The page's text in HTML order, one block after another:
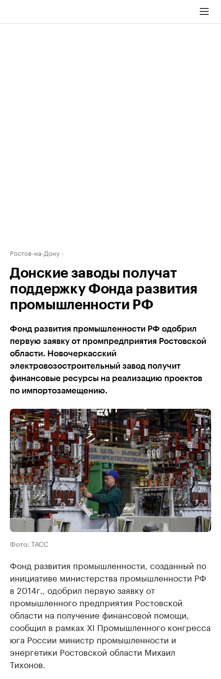
Ростов-на-Дону
Донские заводы получат
поддержку Фонда развития
промышленности РФ
Фонд развития промышленности РФ одобрил
первую заявку от промпредприятия Ростовской
области. Новочеркасский
электровозостроительный завод получит
финансовые ресурсы на реализацию проектов
по импортозамещению.
Фото: ТАСС
Фонд развития промышленности, созданный по
инициативе министерства промышленности РФ
в 2014г., одобрил первую заявку от
промышленного предприятия Ростовской
области на получение финансовой помощи,
сообщил в рамках XI Промышленного конгресса
юга России министр промышленности и
энергетики Ростовской области Михаил
Тихонов.